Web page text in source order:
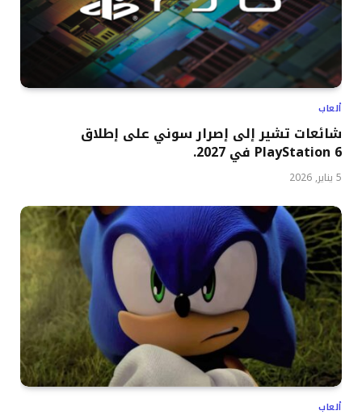
ألعاب
شائعات تشير إلى إصرار سوني على إطلاق
PlayStation 6 في 2027.
5 يناير, 2026
ألعاب